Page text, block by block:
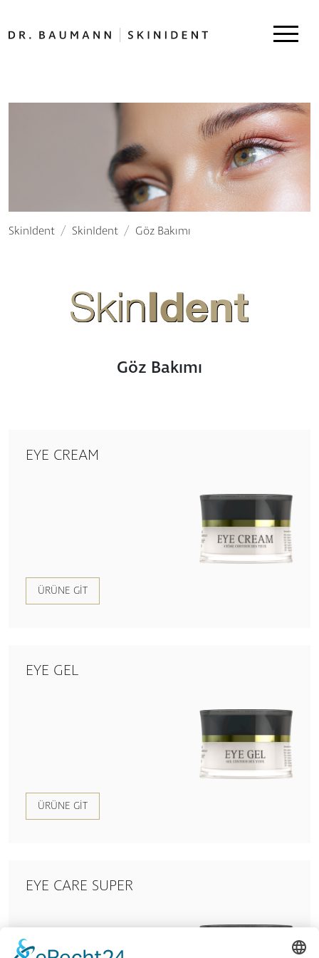
SkinIdent SkinIdent Göz Bakımı
Göz Bakımı
EYE CREAM
ÜRÜNE GIT
EYE GEL
ÜRÜNE GIT
EYE CARE SUPER